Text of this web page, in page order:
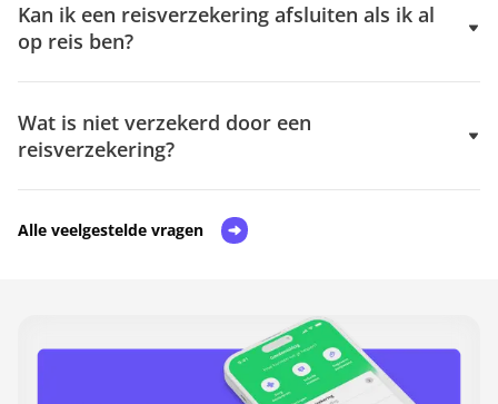
Kan ik een reisverzekering afsluiten als ik al
op reis ben?
Wat is niet verzekerd door een
reisverzekering?
Alle veelgestelde vragen